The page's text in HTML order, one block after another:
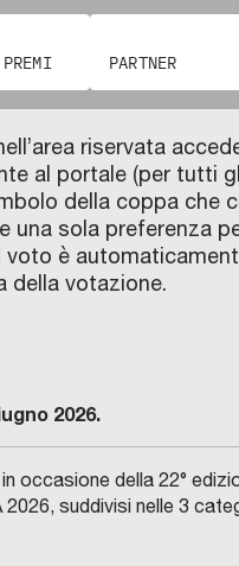
PARTNER
riservata
al portale (per tutti
della coppa che
una sola preferenza
voto è
della votazione.
2026.
occasione della 22°
suddivisi nelle 3